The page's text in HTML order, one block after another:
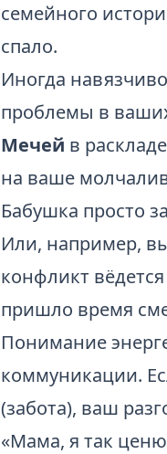
семейного
спало.
Иногда
проблемы в
Мечей в
на ваше
Бабушка просто
Или, например,
конфликт
пришло время
Понимание
коммуникации.
(забота), ваш
«Мама, я так